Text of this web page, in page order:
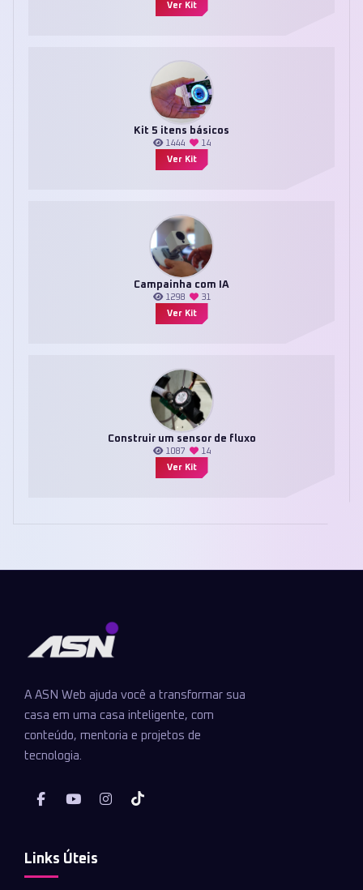
Ver Kit
Kit 5 itens básicos
1444
14
Ver Kit
Campainha com IA
1298
31
Ver Kit
Construir um sensor de fluxo
1087
14
Ver Kit
A ASN Web ajuda você a transformar sua
casa em uma casa inteligente, com
conteúdo, mentoria e projetos de
tecnologia.
Links Úteis